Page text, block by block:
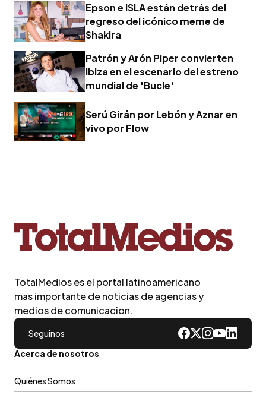
Epson e ISLA están detrás del
regreso del icónico meme de
Shakira
Patrón y Arón Piper convierten
Ibiza en el escenario del estreno
mundial de 'Bucle'
Serú Girán por Lebón y Aznar en
vivo por Flow
TotalMedios es el portal latinoamericano
mas importante de noticias de agencias y
medios de comunicacion.
Seguinos
Acerca de nosotros
Quiénes Somos